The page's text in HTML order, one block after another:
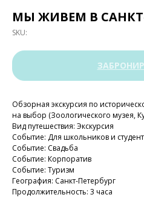
МЫ ЖИВЕМ В САНКТ-
SKU:
Обзорная экскурсия по
на выбор (Зоологического музея,
Вид путешествия: Экскурсия
Событие: Для школьников и
Событие: Свадьба
Событие: Корпоратив
Событие: Туризм
География: Санкт-Петербург
Продолжительность: 3 часа